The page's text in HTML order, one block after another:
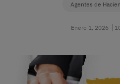
Agentes de
Enero 1, 2026